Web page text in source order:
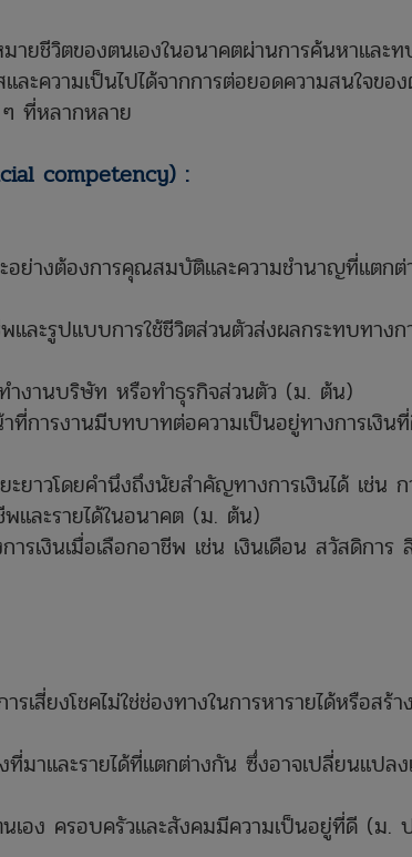
ายชีวิตของตนเองในอนาคตผ่านการค้นหาและท
ละความเป็นไปได้จากการต่อยอดความสนใจของต
ที่หลากหลาย
competency) :
ย่างต้องการคุณสมบัติและความชำนาญที่แตกต่
ละรูปแบบการใช้ชีวิตส่วนตัวส่งผลกระทบทางกา
ำงานบริษัท หรือทำธุรกิจส่วนตัว (ม. ต้น)
ที่การงานมีบทบาทต่อความเป็นอยู่ทางการเงินที่
ยาวโดยคำนึงถึงนัยสำคัญทางการเงินได้ เช่น กา
และรายได้ในอนาคต (ม. ต้น)
รเงินเมื่อเลือกอาชีพ เช่น เงินเดือน สวัสดิการ สิ
เสี่ยงโชคไม่ใช่ช่องทางในการหารายได้หรือสร้า
มาและรายได้ที่แตกต่างกัน ซึ่งอาจเปลี่ยนแปลงเ
นเอง ครอบครัวและสังคมมีความเป็นอยู่ที่ดี (ม.